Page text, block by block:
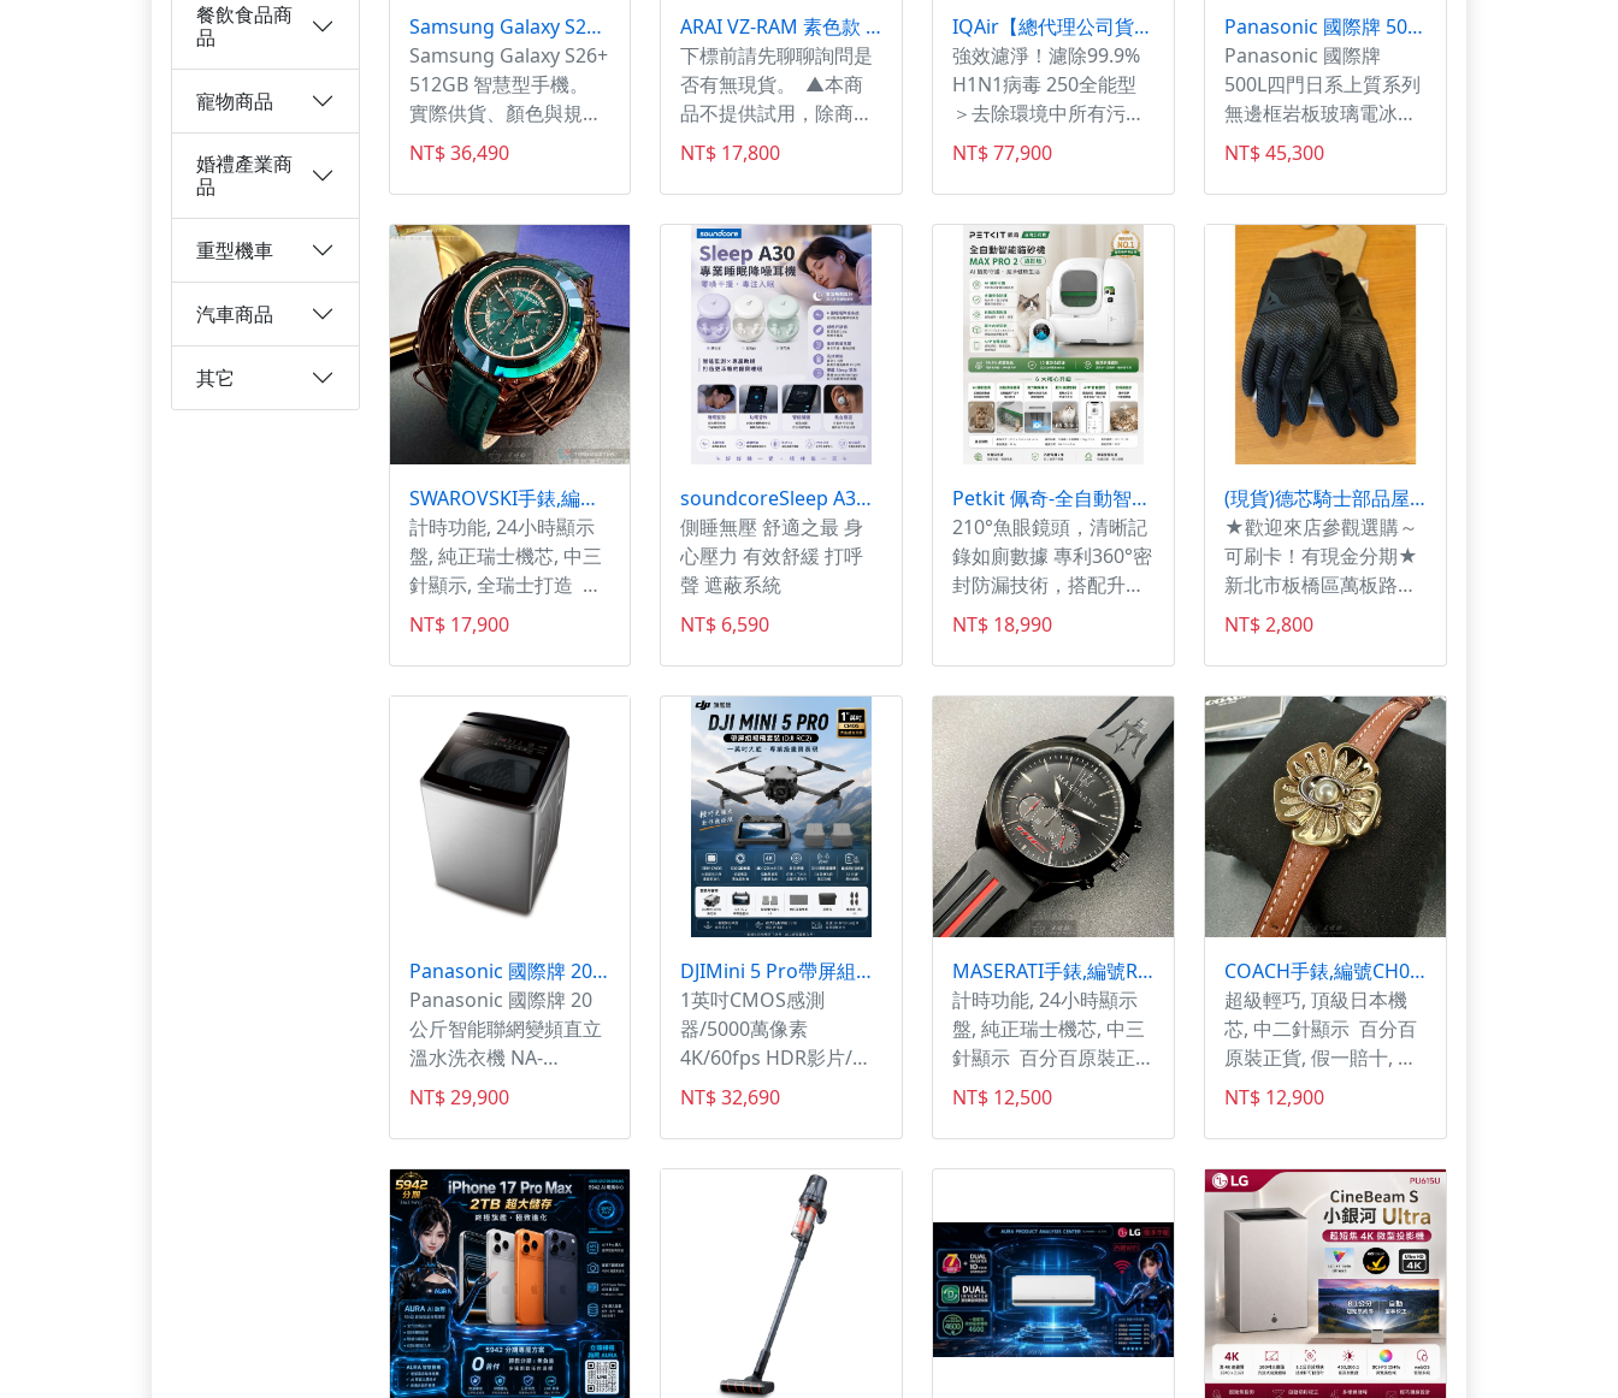
餐飲食品商
品
寵物商品
婚禮產業商
品
重型機車
汽車商品
其它
Samsung Galaxy S26+ 512GB
Samsung Galaxy S26+
512GB 智慧型手機。
實際供貨、顏色與規格
依原廠公告及現場確認
為準。
NT$ 36,490
ARAI VZ-RAM 素色款 3/4安全帽 總代理公司貨【紅色賣場】
下標前請先聊聊詢問是
否有無現貨。 ▲本商
品不提供試用，除商品
本身有瑕疵可辦理退換
貨。本商品一經使用(包
含試用)或損毀，或未遵
守使用注意事項導致損
壞將會影響退貨權限，
本公司有權利不接受已
毀損或經試戴過之商品
退換貨。 ▲台灣總代
理，保證公司貨。購買
後，憑發票可到台灣納
普司新北店，於合理範
圍內調整內襯。 [顏
色]珍珠白/珍珠黑/消光
黑/紅/水泥灰/消光灰/
珍珠藍 [尺寸]54/55-
56/57-58/59-60/61-62
・採用與全罩安全帽相
同的VAS鏡片系統，不
管在安全性還是舒適性
上都大幅提升。 ・喜
歡外掛式鏡片的客人有
福了！首次四分之三罩
也可使用外掛鏡片及防
霧片。早晚光線強度不
同，只要輕輕一撥，不
用再怕晚上看不到路了
～ ・防菌防臭防汙內
襯及眼鏡溝槽！安全帽
簡直是細菌天堂，ECO-
PURE材質保持安全帽
內襯清潔。 ・更輕盈
且低重心的帽體，提高
安全性並使用重心來控
#台灣納普司 #ARAI
#VZRAM #素色款 #代
理貨 #公司貨 #VASZ #
安全帽 #3/4安全帽 ※
圖片僅供參考且螢幕顯
示色差會略有不同，請
依實物為主。 -----------
---------------------------------
NT$ 17,800
IQAir【總代理公司貨】 HealthPro 250 XE全能超效型
強效濾淨！濾除99.9%
H1N1病毒 250全能型
＞去除環境中所有污染
物質。最熱銷機種
2024年全新進化升級版
NT$ 77,900
Panasonic 國際牌 500L四門日系上質系列無邊框岩板玻璃電冰箱 NR-D505XGS
Panasonic 國際牌
500L四門日系上質系列
無邊框岩板玻璃電冰箱
NR-D505XGS 快與我
們聯絡㊙️㊙️幫您過件
👍京鑫💘讓你實現願
望😍😍 #先享受後付款
#家電3C皆可詢問 輕鬆
買輕鬆付任選 36期/24
期/12期/6期 萬物皆可
貸 歡迎私訊詢問💬 #京
鑫家電通訊行｜ 📲電
話:0905-417-523 ｜✅
Line： @aa990224
NT$ 45,300
SWAROVSKI手錶,編號SW00030,40mm玫瑰金,錶殼,綠錶帶款
計時功能, 24小時顯示
盤, 純正瑞士機芯, 中三
針顯示, 全瑞士打造 百
分百原裝正貨, 售後服
務有保障,SWAROVSKI
SW00030 女錶，錶殼
直徑40mm，以玫瑰金
精鋼搭配墨綠面盤，設
計出清新且穩重的風
格。
NT$ 17,900
soundcoreSleep A30 專業睡眠降噪耳機(零噪干擾 專注入眠)
側睡無壓 舒適之最 身
心壓力 有效舒緩 打呼
聲 遮蔽系統
NT$ 6,590
Petkit 佩奇-全自動智能貓砂機 MAX PRO 2(攝影版)(PK3160220) 台灣公司貨
210°魚眼鏡頭，清晰記
錄如廁數據 專利360°密
封防漏技術，搭配升級
三防墊 8L大容量集便
盒，無需鏟屎最長可達
17天
NT$ 18,990
(現貨)德芯騎士部品屋DAINESE 防摔手套 TORINO 透氣網布手套 夏季 觸控 彈性 春夏款 騎士手套 丹尼斯
★歡迎來店參觀選購～
可刷卡！有現金分期★
新北市板橋區萬板路
161號 02-8258-2067
《下單前請先詢問此商
品是否還有現貨》 網
路庫存與門市同步，以
門市現貨為主 請先和
人員確認有貨後再行下
單 如有現貨，會於上
班時間盡速出貨
NT$ 2,800
Panasonic 國際牌 20公斤智能聯網變頻直立溫水洗衣機 NA-V200NMS
Panasonic 國際牌 20
公斤智能聯網變頻直立
溫水洗衣機 NA-
V200NMS 👍京鑫💘
讓你實現願望😍😍 #先
享受後付款 #家電3C皆
可詢問 輕鬆買輕鬆付任
選 36期/24期/12期/6
期 萬物皆可貸 歡迎私
訊詢問💬 #京鑫家電通
訊行｜ 📲電話:0905-
417-523 ｜✅ Line：
@aa990224
NT$ 29,900
DJIMini 5 Pro帶屏組暢飛套裝DJI RC2 空拍機/無人機 一英吋大底
1英吋CMOS感測
器/5000萬像素
4K/60fps HDR影片/前
視雷射雷達 夜景級全向
主動避障/夜間返航
NT$ 32,690
MASERATI手錶,編號R8871612004,46mm黑錶殼,深黑色錶帶款
計時功能, 24小時顯示
盤, 純正瑞士機芯, 中三
針顯示 百分百原裝正
貨, 假一賠十, 別再砍價,
最便宜宣言,媽咪!!!這款
太刺眼了啦
✨✨✨✨✨
NT$ 12,500
COACH手錶,編號CH00210,28mm金色圓形精鋼錶殼,金色簡約, 中二針顯示錶面,咖啡色真皮皮革錶帶款
超級輕巧, 頂級日本機
芯, 中二針顯示 百分百
原裝正貨, 假一賠十, 實
體通路商，售後有保障,
星晴錶業推出的COACH
蔻馳CH00210女錶，採
用28mm金色精鋼圓形
錶殼，彰顯高貴典雅。
NT$ 12,900